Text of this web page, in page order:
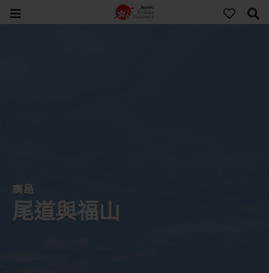
廣島
尾道與福山